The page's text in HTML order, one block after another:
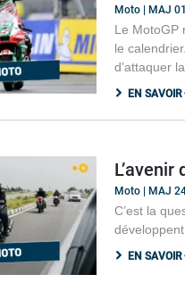
Moto | MAJ
Le MotoGP
le
d’attaquer
EN SAVOIR
Moto | MAJ
C’est la
EN SAVOIR